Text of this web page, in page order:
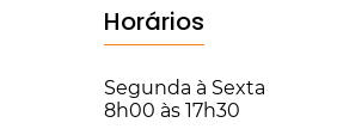
Horários
Segunda à Sexta
8h00 às 17h30